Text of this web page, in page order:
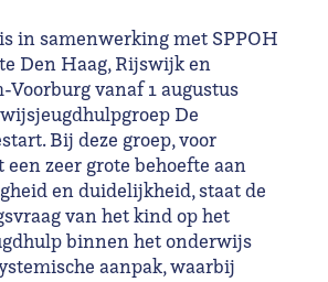
in samenwerking met SPPOH
Den Haag, Rijswijk en
Voorburg vanaf 1 augustus
De
Bij deze groep, voor
zeer grote behoefte aan
en duidelijkheid, staat de
van het kind op het
binnen het onderwijs
aanpak, waarbij